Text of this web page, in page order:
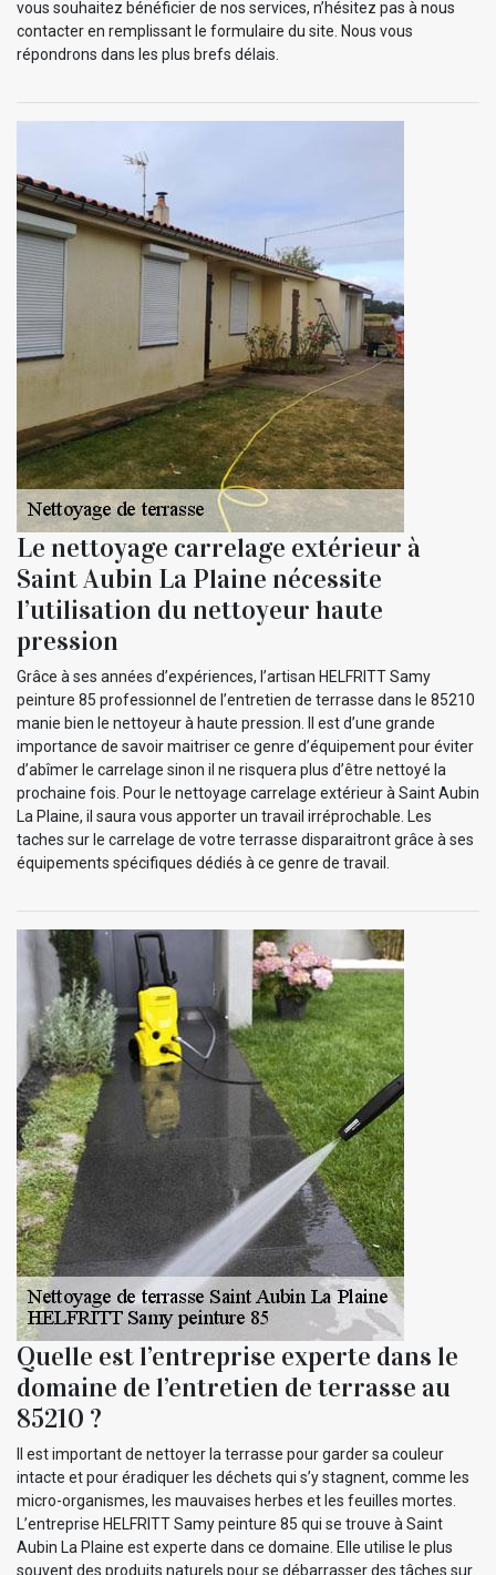
vous souhaitez bénéficier de nos services, n’hésitez pas à nous
contacter en remplissant le formulaire du site. Nous vous
répondrons dans les plus brefs délais.
Le nettoyage carrelage extérieur à
Saint Aubin La Plaine nécessite
l’utilisation du nettoyeur haute
pression
Grâce à ses années d’expériences, l’artisan HELFRITT Samy
peinture 85 professionnel de l’entretien de terrasse dans le 85210
manie bien le nettoyeur à haute pression. Il est d’une grande
importance de savoir maitriser ce genre d’équipement pour éviter
d’abîmer le carrelage sinon il ne risquera plus d’être nettoyé la
prochaine fois. Pour le nettoyage carrelage extérieur à Saint Aubin
La Plaine, il saura vous apporter un travail irréprochable. Les
taches sur le carrelage de votre terrasse disparaitront grâce à ses
équipements spécifiques dédiés à ce genre de travail.
Quelle est l’entreprise experte dans le
domaine de l’entretien de terrasse au
85210 ?
Il est important de nettoyer la terrasse pour garder sa couleur
intacte et pour éradiquer les déchets qui s’y stagnent, comme les
micro-organismes, les mauvaises herbes et les feuilles mortes.
L’entreprise HELFRITT Samy peinture 85 qui se trouve à Saint
Aubin La Plaine est experte dans ce domaine. Elle utilise le plus
souvent des produits naturels pour se débarrasser des tâches sur